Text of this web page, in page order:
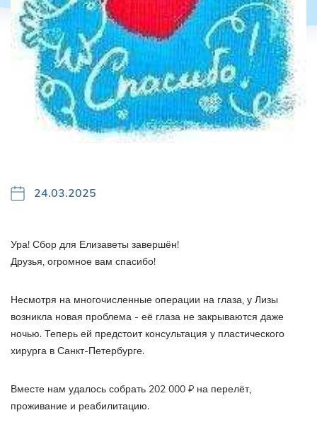
24.03.2025
Ура! Сбор для Елизаветы завершён!
Друзья, огромное вам спасибо!
Несмотря на многочисленные операции на глаза, у Лизы
возникла новая проблема - её глаза не закрываются даже
ночью. Теперь ей предстоит консультация у пластического
хирурга в Санкт-Петербурге.
Вместе нам удалось собрать 202 000 ₽ на перелёт,
проживание и реабилитацию.